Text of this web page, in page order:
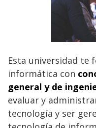
Esta universidad te
informática con
general y de
evaluar y
tecnología y ser